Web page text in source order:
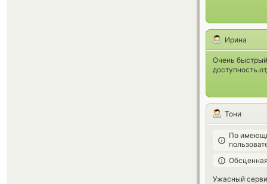
Ирина
Очень
Тони
По
Ужасный